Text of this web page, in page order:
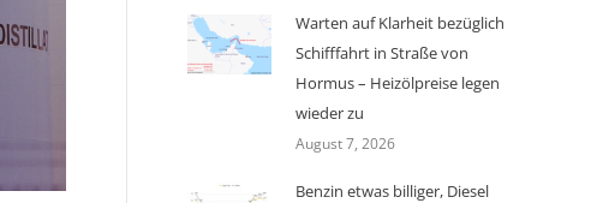
Warten auf Klarheit bezüglich
Schifffahrt in Straße von
Hormus – Heizölpreise legen
wieder zu
August 7, 2026
Benzin etwas billiger, Diesel